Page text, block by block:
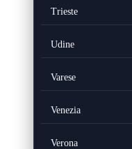
Trieste
Udine
Varese
Venezia
Verona